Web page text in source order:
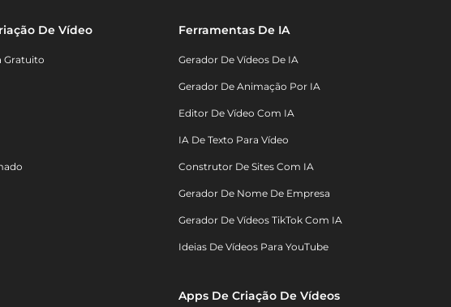
De Vídeo
Gratuito
Ferramentas De IA
Gerador De Vídeos De IA
Gerador De Animação Por IA
Editor De Vídeo Com IA
IA De Texto Para Vídeo
Construtor De Sites Com IA
Gerador De Nome De Empresa
Gerador De Vídeos TikTok Com IA
Ideias De Vídeos Para YouTube
Apps De Criação De Vídeos